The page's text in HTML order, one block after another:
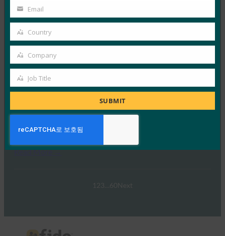
FIDO 얼라이언스는 최근 호주와 그 외…
Read More →
웨비나: NIST SP 800-63 디지털 ID 표준: 업데이트 및
패스키에 대한 의미
FIDO Presentations
NIST SP 800-63-4 디지털 ID 지침 초안의 네 번째 개정판
이 이제 공개 의견 수렴을 위해…
Read More →
1 2 3 60Next
Name
email
Email
Country
Country
Company
Company
Job
Job Title
SUBMIT